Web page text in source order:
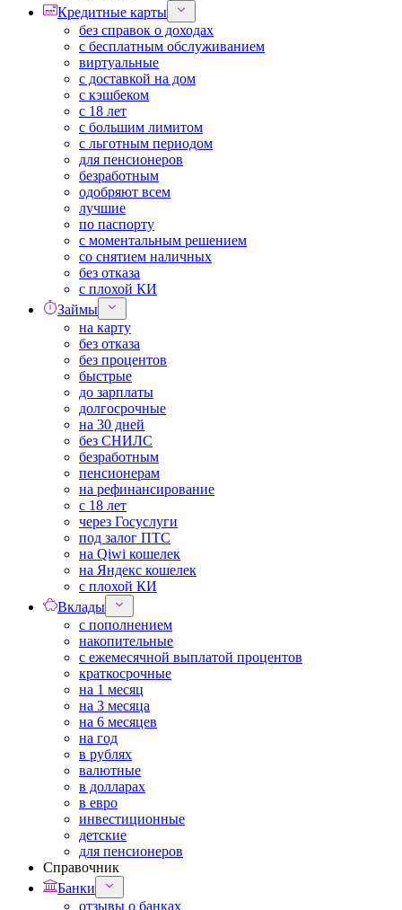
Кредитные карты
без справок о доходах
с бесплатным обслуживанием
виртуальные
с доставкой на дом
с кэшбеком
с 18 лет
с большим лимитом
с льготным периодом
для пенсионеров
безработным
одобряют всем
лучшие
по паспорту
с моментальным решением
со снятием наличных
без отказа
с плохой КИ
Займы
на карту
без отказа
без процентов
быстрые
до зарплаты
долгосрочные
на 30 дней
без СНИЛС
безработным
пенсионерам
на рефинансирование
с 18 лет
через Госуслуги
под залог ПТС
на Qiwi кошелек
на Яндекс кошелек
с плохой КИ
Вклады
с пополнением
накопительные
с ежемесячной выплатой процентов
краткосрочные
на 1 месяц
на 3 месяца
на 6 месяцев
на год
в рублях
валютные
в долларах
в евро
инвестиционные
детские
для пенсионеров
Справочник
Банки
отзывы о банках